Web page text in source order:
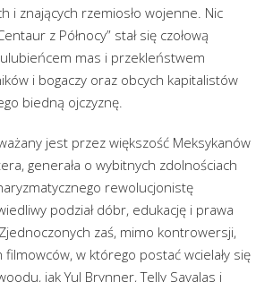
i znających rzemiosło wojenne. Nic
z Północy” stał się czołową
mas i przekleństwem
i bogaczy oraz obcych kapitalistów
biedną ojczyznę.
jest przez większość Meksykanów
generała o wybitnych zdolnościach
rewolucjonistę
podział dóbr, edukację i prawa
zaś, mimo kontrowersji,
filmowców, w którego postać wcielały się
jak Yul Brynner, Telly Savalas i